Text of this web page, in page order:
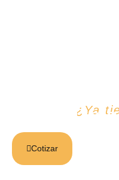
¿Ya
Cotiza
Cotizar